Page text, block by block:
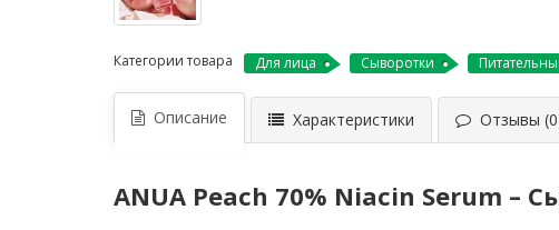
Категории товара Для лица Сыворотки
Описание Характеристики Отзывы
ANUA Peach 70% Niacin Serum –